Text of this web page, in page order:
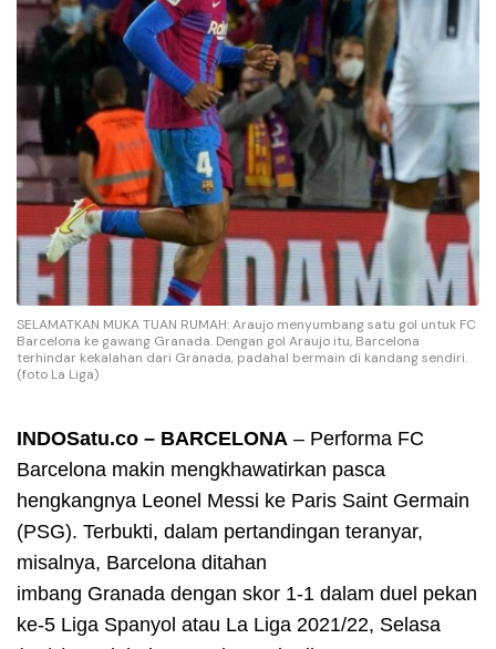
SELAMATKAN MUKA TUAN RUMAH: Araujo menyumbang satu gol untuk FC
Barcelona ke gawang Granada. Dengan gol Araujo itu, Barcelona
terhindar kekalahan dari Granada, padahal bermain di kandang sendiri.
(foto La Liga)
INDOSatu.co – BARCELONA – Performa FC
Barcelona makin mengkhawatirkan pasca
hengkangnya Leonel Messi ke Paris Saint Germain
(PSG). Terbukti, dalam pertandingan teranyar,
misalnya, Barcelona ditahan
imbang Granada dengan skor 1-1 dalam duel pekan
ke-5 Liga Spanyol atau La Liga 2021/22, Selasa